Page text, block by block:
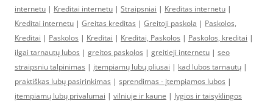
internetu | Kreditai internetu | Straipsniai | Kreditas internetu |
Kreditai internetu | Greitas kreditas | Greitoji paskola | Paskolos,
Kreditai | Paskolos | Kreditai | Kreditai, Paskolos | Paskolos, kreditai |
ilgai tarnautų lubos | greitos paskolos | greitieji internetu | seo
straipsniu talpinimas | įtempiamų lubų pliusai | kad lubos tarnautų |
praktiškas lubų pasirinkimas | sprendimas - įtempiamos lubos |
įtempiamų lubų privalumai | vilniuje ir kaune | lygios ir taisyklingos